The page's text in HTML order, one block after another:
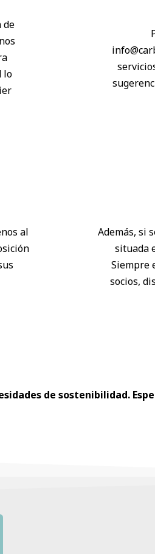
de
lo
al
Además, si
situada
Siempre
socios,
de sostenibilidad.